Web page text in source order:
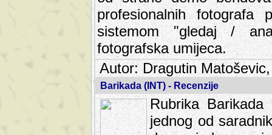
profesionalnih fotografa
sistemom "gledaj /
fotografska umijeca.
Autor: Dragutin
Barikada (INT) - Recenzije
Rubrika
jednog od